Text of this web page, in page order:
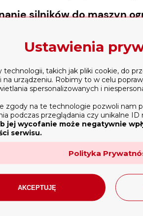
silników do maszyn
zastosowania i charakterystyki,
są powszechnie stosowane
podkaszarek i innych urządzeń
osiągania wysokich obrotów, co
eksploatacji.
wyróżniają się wytrzymałością i
takich jak traktorki ogrodowe czy
co jest bardzo przydatne w
silniki diesla są zazwyczaj
są bardziej ekonomiczne w
Ich minusem jest większa
a diesla do maszyn ogrodowych
często przenoszonych urządzeń, gdzie
maszynach, gdzie ich efektywność
wpływające na
Ustawienia
technologii, takich jak pliki cookie, do
na urządzeniu. Robimy to w celu
spersonalizowanych i
zgody na te technologie pozwoli nam
podczas przeglądania czy unikalne ID
jej wycofanie może negatywnie
serwisu.
Polityka
AKCEPTUJĘ